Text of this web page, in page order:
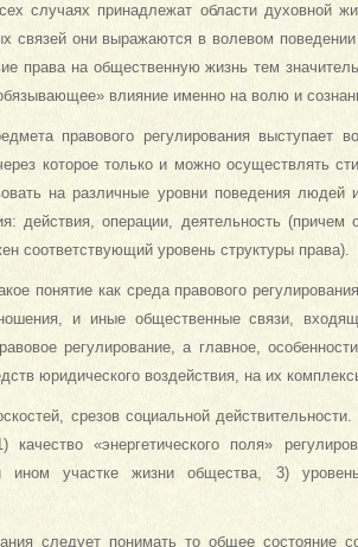
случаях принадлежат области духовной
связей они выражаются в волевом
права на общественную жизнь тем
влияние именно на волю и
правового регулирования выступает
которое только и можно осуществлять
на различные уровни поведения людей
действия, операции, деятельность (причем
соответствующий уровень структуры права).
понятие как среда правового
и иные общественные связи,
регулирование, а главное,
юридического воздействия, на их
срезов социальной
«энергетического поля»
ином участке жизни общества, 3)
следует понимать то общее состояние